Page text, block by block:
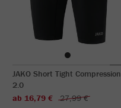
JAKO Short Tight Compression
2.0
ab 16,79 €
27,99 €